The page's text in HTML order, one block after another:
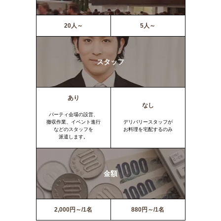
20人～ 5人～
スタッフ
あり
パーティ会場の設営、
撤収作業、イベント進行
などのスタッフを
派遣します。
なし
デリバリースタッフが
お料理を宅配するのみ
金額
2,000円～/1名 880円～/1名